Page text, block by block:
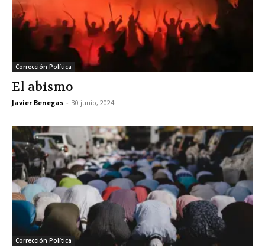
Corrección Política
El abismo
Javier Benegas - 30 junio, 2024
Corrección Política